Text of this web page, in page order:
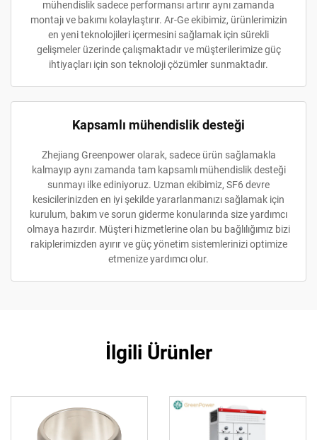
mühendislik sadece performansı artırır aynı zamanda
montajı ve bakımı kolaylaştırır. Ar-Ge ekibimiz, ürünlerimizin
en yeni teknolojileri içermesini sağlamak için sürekli
gelişmeler üzerinde çalışmaktadır ve müşterilerimize güç
ihtiyaçları için son teknoloji çözümler sunmaktadır.
Kapsamlı mühendislik desteği
Zhejiang Greenpower olarak, sadece ürün sağlamakla
kalmayıp aynı zamanda tam kapsamlı mühendislik desteği
sunmayı ilke ediniyoruz. Uzman ekibimiz, SF6 devre
kesicilerinizden en iyi şekilde yararlanmanızı sağlamak için
kurulum, bakım ve sorun giderme konularında size yardımcı
olmaya hazırdır. Müşteri hizmetlerine olan bu bağlılığımız bizi
rakiplerimizden ayırır ve güç yönetim sistemlerinizi optimize
etmenize yardımcı olur.
İlgili Ürünler